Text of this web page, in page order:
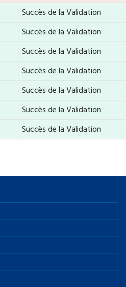
Succès de la Validation
Succès de la Validation
Succès de la Validation
Succès de la Validation
Succès de la Validation
Succès de la Validation
Succès de la Validation